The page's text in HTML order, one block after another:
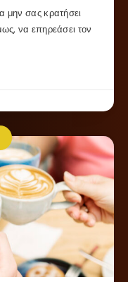
μην σας κρατήσει
να επηρεάσει τον